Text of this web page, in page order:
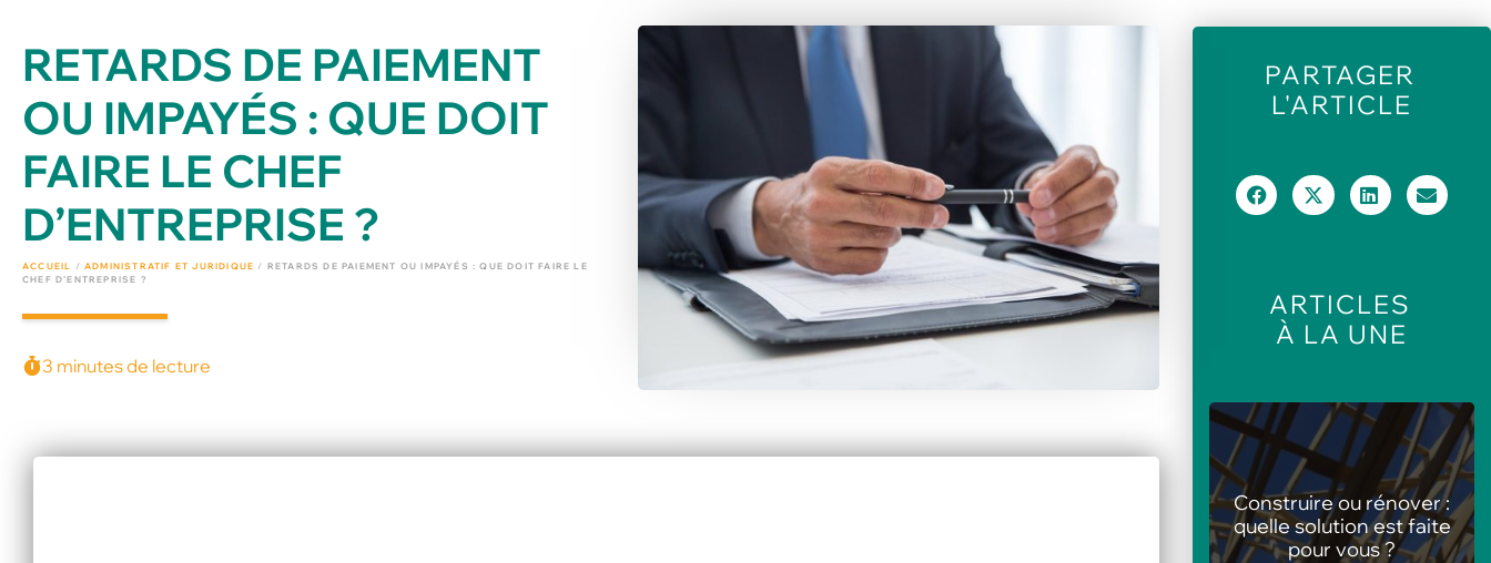
RETARDS DE PAIEMENT
OU IMPAYÉS : QUE DOIT
FAIRE LE CHEF
D’ENTREPRISE ?
ACCUEIL /ADMINISTRATIF ET JURIDIQUE / RETARDS DE PAIEMENT OU IMPAYÉS : QUE DOIT FAIRE LE
CHEF D’ENTREPRISE ?
3 minutes de lecture
PARTAGER
L'ARTICLE
ARTICLES
À LA UNE
Les meilleures
animations pour centres
de loisirs en été